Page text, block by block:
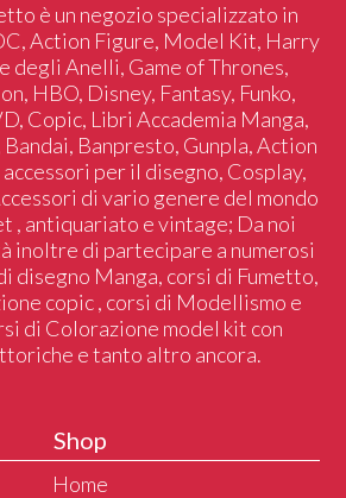
è un negozio specializzato in
Action Figure, Model Kit, Harry
degli Anelli, Game of Thrones,
HBO, Disney, Fantasy, Funko,
Copic, Libri Accademia Manga,
Banpresto, Gunpla, Action
per il disegno, Cosplay,
di vario genere del mondo
, antiquariato e vintage; Da noi
inoltre di partecipare a numerosi
disegno Manga, corsi di Fumetto,
copic , corsi di Modellismo e
di Colorazione model kit con
e tanto altro ancora.
Shop
Home